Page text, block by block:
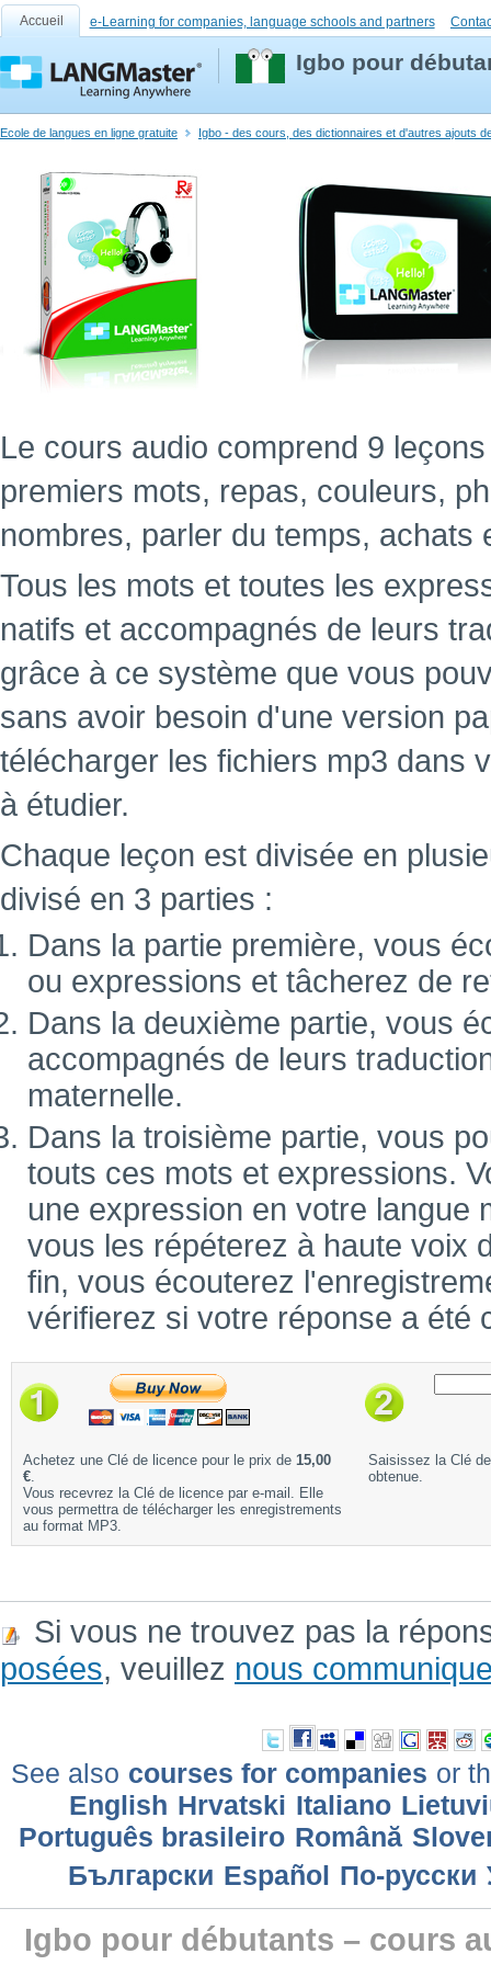
Accueil e-Learning for companies, language schools and partners
Igbo pour
Ecole de langues en ligne gratuite Igbo - des cours, des dictionnaires et d'autres ajouts
Le cours audio comprend 9
premiers mots, repas, couleurs,
nombres, parler du temps, achats
Tous les mots et toutes les
natifs et accompagnés de leurs
grâce à ce système que vous
sans avoir besoin d'une version
télécharger les fichiers mp3 dans
à étudier.
Chaque leçon est divisée en
divisé en 3 parties :
Dans la partie première, vous
ou expressions et tâcherez de
Dans la deuxième partie, vous
accompagnés de leurs
maternelle.
Dans la troisième partie, vous
touts ces mots et expressions.
une expression en votre langue
vous les répéterez à haute voix
fin, vous écouterez
vérifierez si votre réponse a été
Achetez une Clé de licence pour le prix de 15,00
€.
Vous recevrez la Clé de licence par e-mail. Elle
vous permettra de télécharger les enregistrements
au format MP3.
Saisissez la Clé
obtenue.
Si vous ne trouvez pas la
posées, veuillez nous
See also courses for companies or
English Hrvatski Italiano
Português brasileiro Română
Български Еspañol По-русски
Igbo pour débutants – cours